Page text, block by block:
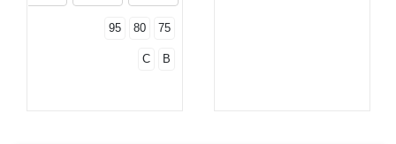
75
80
95
B
C